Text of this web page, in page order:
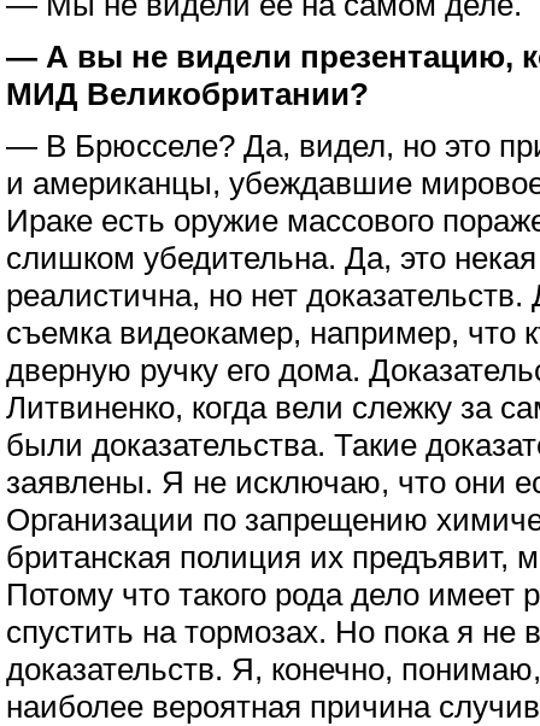
— А вы не видели презентацию,
МИД Великобритании?
— В Брюсселе? Да, видел, но это
и американцы, убеждавшие
Ираке есть оружие массового
слишком убедительна. Да, это
реалистична, но нет
съемка видеокамер, например, что
дверную ручку его дома.
Литвиненко, когда вели слежку за
были доказательства. Такие
заявлены. Я не исключаю, что они
Организации по запрещению
британская полиция их предъявит,
Потому что такого рода дело имеет
спустить на тормозах. Но пока я не
доказательств. Я, конечно,
наиболее вероятная причина